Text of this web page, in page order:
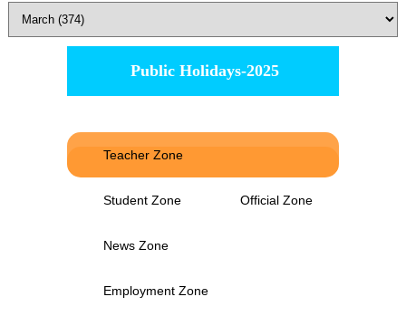
Public Holidays-2025
Teacher Zone
Student Zone Official Zone
News Zone
Employment Zone